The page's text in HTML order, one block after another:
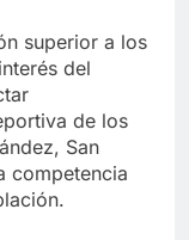
superior a los
del
de los
San
competencia